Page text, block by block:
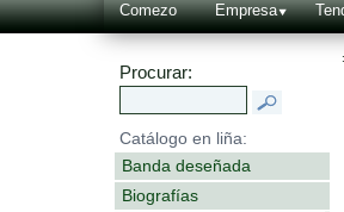
Comezo Empresa
Procurar:
Catálogo en liña:
Banda deseñada
Biografías